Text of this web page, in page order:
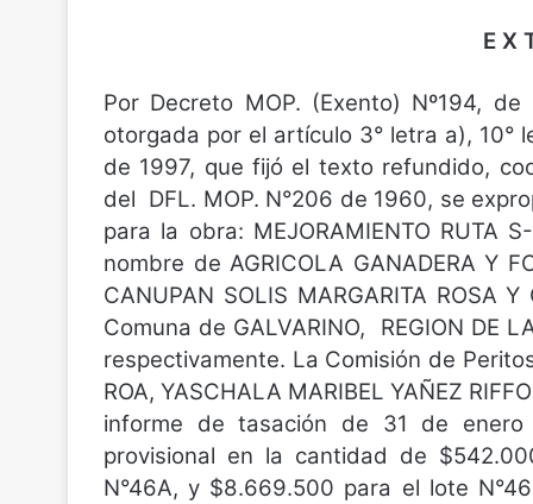
E X
Por Decreto MOP. (Exento) Nº194,
otorgada por el artículo 3° letra a), 10°
de 1997, que fijó el texto refundido,
del DFL. MOP. N°206 de 1960, se
para la obra: MEJORAMIENTO RUTA
nombre de AGRICOLA GANADERA Y
CANUPAN SOLIS MARGARITA ROSA
Comuna de GALVARINO, REGION DE
respectivamente. La Comisión de
ROA, YASCHALA MARIBEL YAÑEZ
informe de tasación de 31 de
provisional en la cantidad de
N°46A, y $8.669.500 para el lote